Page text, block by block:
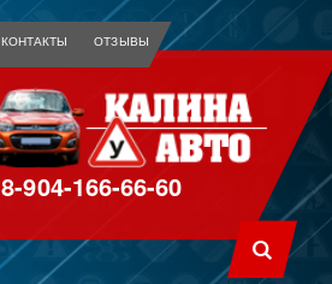
КОНТАКТЫ ОТЗЫВЫ
8-904-166-66-60